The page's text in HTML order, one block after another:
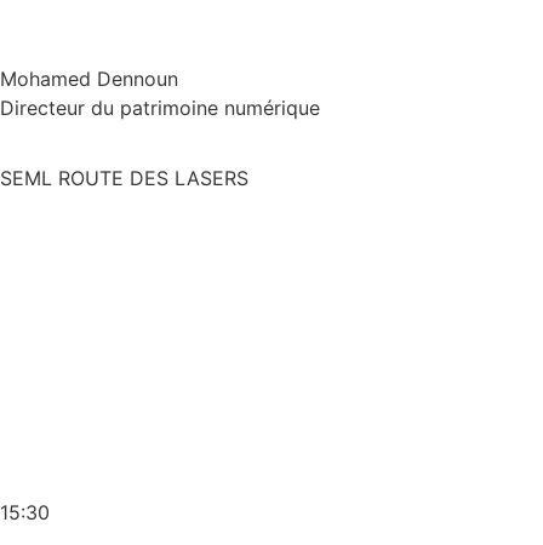
Mohamed Dennoun
Directeur du patrimoine numérique
SEML ROUTE DES LASERS
15:30